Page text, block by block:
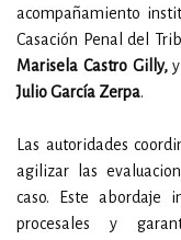
acompañamiento
Casación Penal del
Marisela Castro Gilly,y
Julio García Zerpa.
Las autoridades
agilizar las
caso. Este abordaje
procesales y